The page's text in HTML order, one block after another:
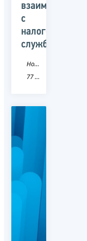
взаимодействие
с
налоговой
службой
Новость
77 город Москва